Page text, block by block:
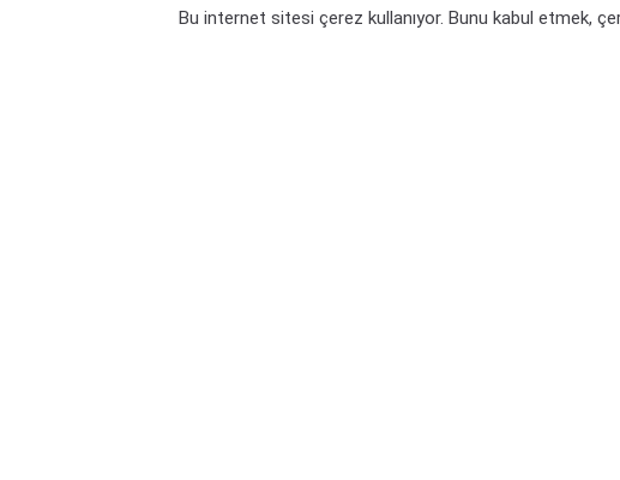
Göz dolduran sonuçlar...
Bu internet sitesi çerez kullanıyor. Bunu kabul etmek,